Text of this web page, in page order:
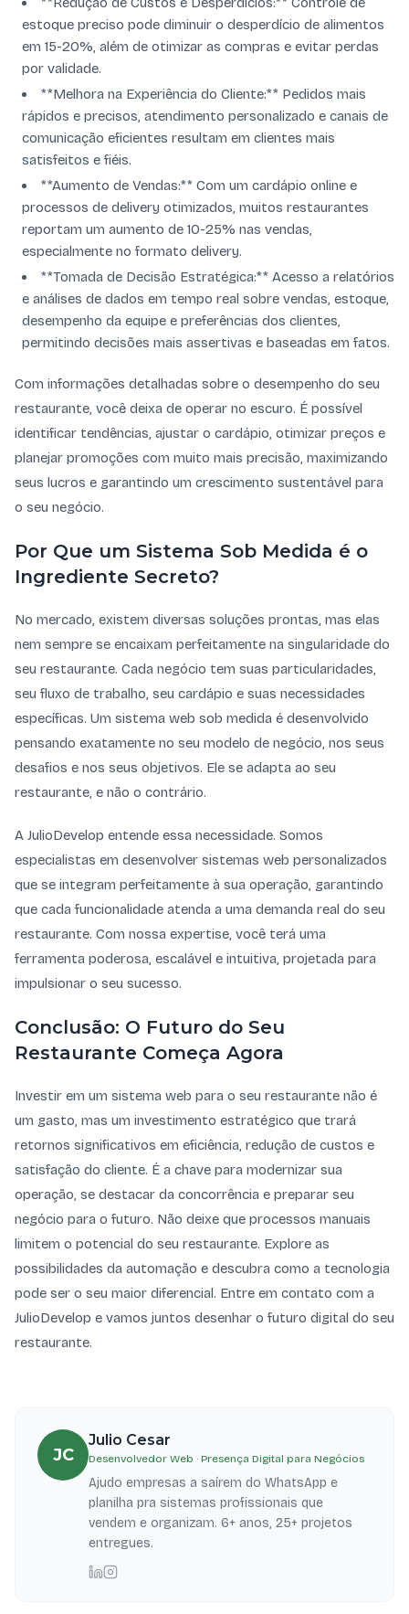
estoque preciso pode diminuir o desperdício de alimentos
em 15-20%, além de otimizar as compras e evitar perdas
por validade.
**Melhora na Experiência do Cliente:** Pedidos mais
rápidos e precisos, atendimento personalizado e canais de
comunicação eficientes resultam em clientes mais
satisfeitos e fiéis.
**Aumento de Vendas:** Com um cardápio online e
processos de delivery otimizados, muitos restaurantes
reportam um aumento de 10-25% nas vendas,
especialmente no formato delivery.
**Tomada de Decisão Estratégica:** Acesso a relatórios
e análises de dados em tempo real sobre vendas, estoque,
desempenho da equipe e preferências dos clientes,
permitindo decisões mais assertivas e baseadas em fatos.
Com informações detalhadas sobre o desempenho do seu
restaurante, você deixa de operar no escuro. É possível
identificar tendências, ajustar o cardápio, otimizar preços e
planejar promoções com muito mais precisão, maximizando
seus lucros e garantindo um crescimento sustentável para
o seu negócio.
Por Que um Sistema Sob Medida é o
Ingrediente Secreto?
No mercado, existem diversas soluções prontas, mas elas
nem sempre se encaixam perfeitamente na singularidade do
seu restaurante. Cada negócio tem suas particularidades,
seu fluxo de trabalho, seu cardápio e suas necessidades
específicas. Um sistema web sob medida é desenvolvido
pensando exatamente no seu modelo de negócio, nos seus
desafios e nos seus objetivos. Ele se adapta ao seu
restaurante, e não o contrário.
A JulioDevelop entende essa necessidade. Somos
especialistas em desenvolver sistemas web personalizados
que se integram perfeitamente à sua operação, garantindo
que cada funcionalidade atenda a uma demanda real do seu
restaurante. Com nossa expertise, você terá uma
ferramenta poderosa, escalável e intuitiva, projetada para
impulsionar o seu sucesso.
Conclusão: O Futuro do Seu
Restaurante Começa Agora
Investir em um sistema web para o seu restaurante não é
um gasto, mas um investimento estratégico que trará
retornos significativos em eficiência, redução de custos e
satisfação do cliente. É a chave para modernizar sua
operação, se destacar da concorrência e preparar seu
negócio para o futuro. Não deixe que processos manuais
limitem o potencial do seu restaurante. Explore as
possibilidades da automação e descubra como a tecnologia
pode ser o seu maior diferencial. Entre em contato com a
JulioDevelop e vamos juntos desenhar o futuro digital do seu
restaurante.
JC
Julio Cesar
Desenvolvedor Web · Presença Digital para Negócios
Ajudo empresas a saírem do WhatsApp e
planilha pra sistemas profissionais que
vendem e organizam. 6+ anos, 25+ projetos
entregues.